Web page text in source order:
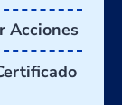
Acciones